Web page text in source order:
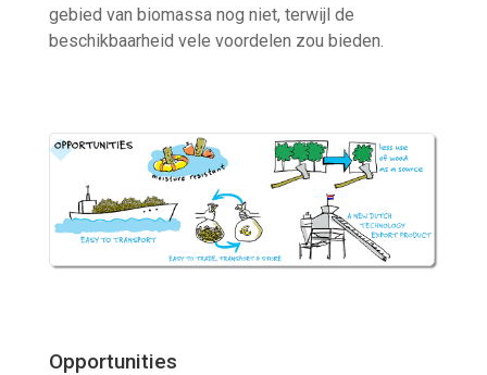
gebied van biomassa nog niet, terwijl de
beschikbaarheid vele voordelen zou bieden.
Opportunities